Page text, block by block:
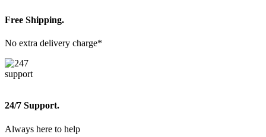
Free Shipping.
No extra delivery charge*
24/7 Support.
Always here to help